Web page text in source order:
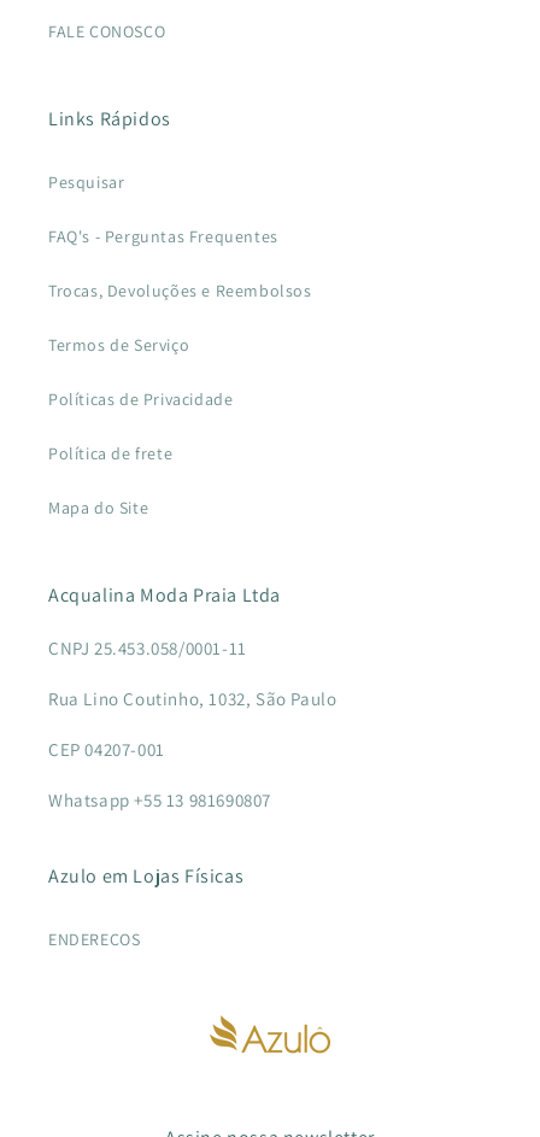
FALE CONOSCO
Links Rápidos
Pesquisar
FAQ's - Perguntas Frequentes
Trocas, Devoluções e Reembolsos
Termos de Serviço
Políticas de Privacidade
Política de frete
Mapa do Site
Acqualina Moda Praia Ltda
CNPJ 25.453.058/0001-11
Rua Lino Coutinho, 1032, São Paulo
CEP 04207-001
Whatsapp +55 13 981690807
Azulo em Lojas Físicas
ENDEREÇOS